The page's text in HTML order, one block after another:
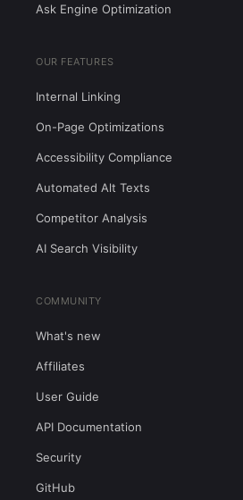
Ask Engine Optimization
OUR FEATURES
Internal Linking
On-Page Optimizations
Accessibility Compliance
Automated Alt Texts
Competitor Analysis
AI Search Visibility
COMMUNITY
What's new
Affiliates
User Guide
API Documentation
Security
GitHub